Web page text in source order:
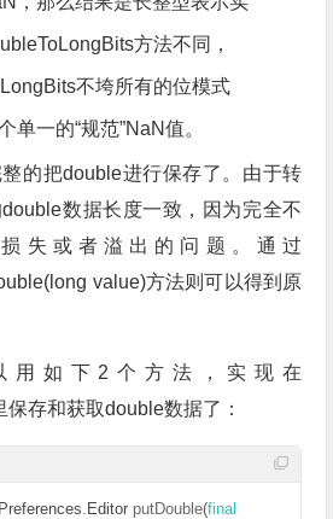
方法不同，
不垮所有的位模式
单一的“规范”NaN值。
的把double进行保存了。由于转
数据长度一致，因为完全不
失或者溢出的问题。通过
value)方法则可以得到原
用如下2个方法，实现在
存和获取double数据了：
. Editor putDouble(final